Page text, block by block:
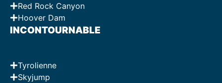
Red Rock Canyon
Hoover Dam
INCONTOURNABLE
Tyrolienne
Skyjump